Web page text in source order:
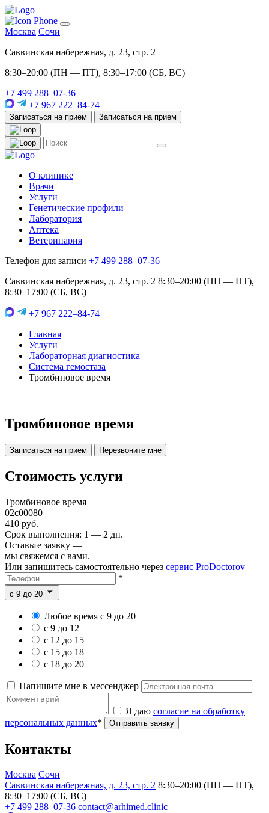
Москва Сочи
Саввинская набережная, д. 23, стр. 2
8:30–20:00 (ПН — ПТ), 8:30–17:00 (СБ, ВС)
+7 499 288–07-36
+7 967 222–84-74
Записаться на прием Записаться на прием
О клинике
Врачи
Услуги
Генетические профили
Лаборатория
Аптека
Ветеринария
Телефон для записи +7 499 288–07-36
Саввинская набережная, д. 23, стр. 2 8:30–20:00 (ПН — ПТ),
8:30–17:00 (СБ, ВС)
+7 967 222–84-74
Главная
Услуги
Лабораторная диагностика
Система гемостаза
Тромбиновое время
Тромбиновое время
Записаться на прием Перезвоните мне
Стоимость услуги
Тромбиновое время
02c00080
410 руб.
Срок выполнения: 1 — 2 дн.
Оставьте заявку —
мы свяжемся с вами.
Или запишитесь самостоятельно через сервис ProDoctorov
*
c 9 до 20
Любое время с 9 до 20
с 9 до 12
с 12 до 15
с 15 до 18
с 18 до 20
Напишите мне в мессенджер
Я даю согласие на обработку
персональных данных* Отправить заявку
Контакты
Москва Сочи
Саввинская набережная, д. 23, стр. 2 8:30–20:00 (ПН — ПТ),
8:30–17:00 (СБ, ВС)
+7 499 288–07-36 contact@arhimed.clinic